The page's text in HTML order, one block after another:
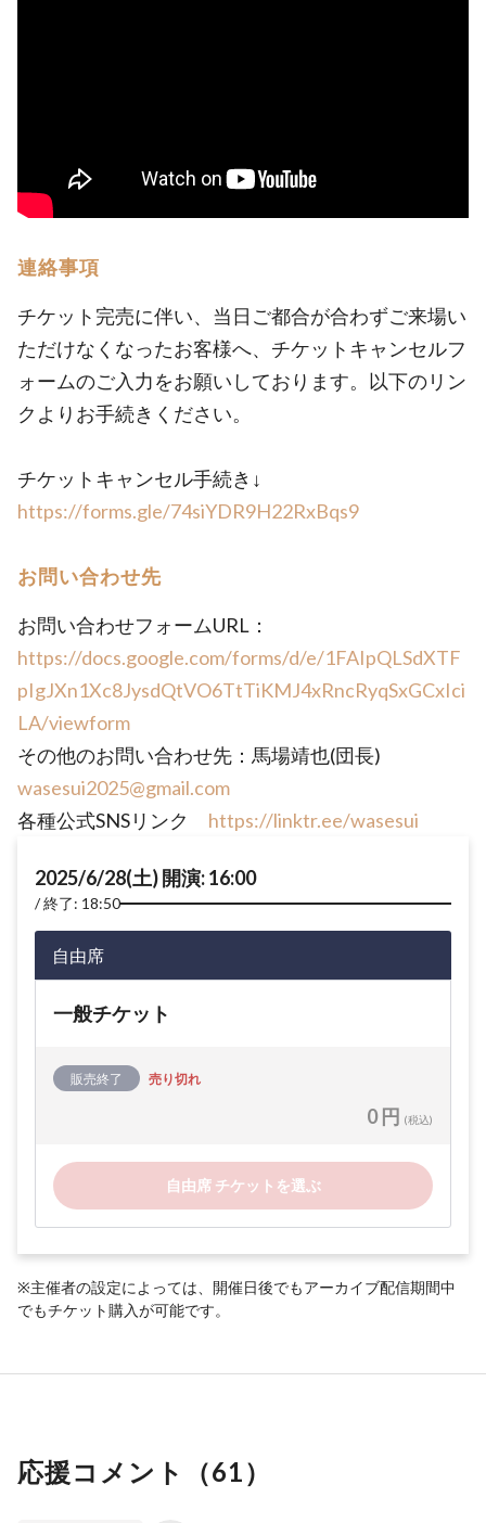
連絡事項
チケット完売に伴い、当日ご都合が合わずご来場い
ただけなくなったお客様へ、チケットキャンセルフ
ォームのご入力をお願いしております。以下のリン
クよりお手続きください。
チケットキャンセル手続き↓
https://forms.gle/74siYDR9H22RxBqs9
お問い合わせ先
お問い合わせフォームURL：
https://docs.google.com/forms/d/e/1FAIpQLSdXTF
pIgJXn1Xc8JysdQtVO6TtTiKMJ4xRncRyqSxGCxIci
LA/viewform
その他のお問い合わせ先：馬場靖也(団長)
wasesui2025@gmail.com
各種公式SNSリンク https://linktr.ee/wasesui
2025/6/28(土) 開演: 16:00
終了: 18:50
自由席
一般チケット
販売終了 売り切れ
0 円 (税込)
自由席 チケットを選ぶ
※主催者の設定によっては、開催日後でもアーカイブ配信期間中
でもチケット購入が可能です。
応援コメント（61）